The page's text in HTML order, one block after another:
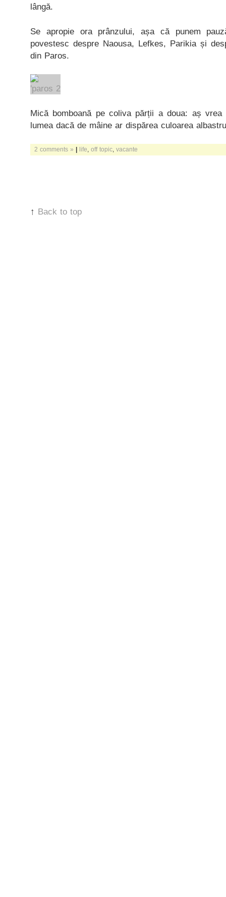
lângă.
Se apropie ora prânzului, așa că punem
povestesc despre Naousa, Lefkes, Parikia și
din Paros.
Mică bomboană pe coliva părții a doua: aș
lumea dacă de mâine ar dispărea culoarea
2 comments » | life off topic vacante
↑ Back to top